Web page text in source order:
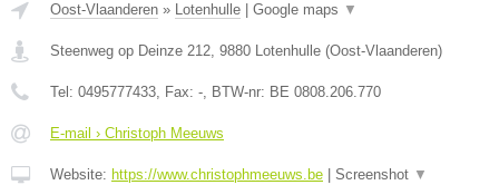
Oost-Vlaanderen » Lotenhulle Google maps ▼
Steenweg op Deinze 212, 9880 Lotenhulle (Oost-Vlaanderen)
Tel: 0495777433, Fax: -, BTW-nr: BE 0808.206.770
E-mail › Christoph Meeuws
Website: https://www.christophmeeuws.be Screenshot ▼